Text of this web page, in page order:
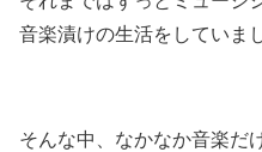
音楽漬けの生活をしていまし
そんな中、なかなか音楽だ